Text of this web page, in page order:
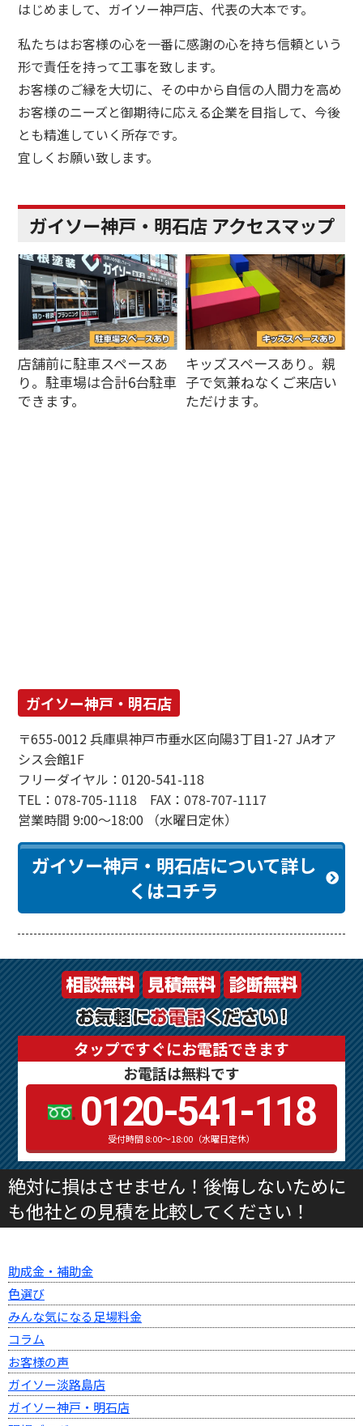
はじめまして、ガイソー神戸店、代表の大本です。
私たちはお客様の心を一番に感謝の心を持ち信頼という
形で責任を持って工事を致します。
お客様のご縁を大切に、その中から自信の人間力を高め
お客様のニーズと御期待に応える企業を目指して、今後
とも精進していく所存です。
宜しくお願い致します。
ガイソー神戸・明石店 アクセスマップ
店舗前に駐車スペースあ
り。駐車場は合計6台駐車
できます。
キッズスペースあり。親
子で気兼ねなくご来店い
ただけます。
ガイソー神戸・明石店
〒655-0012 兵庫県神戸市垂水区向陽3丁目1-27 JAオア
シス会館1F
フリーダイヤル：0120-541-118
TEL：078-705-1118 FAX：078-707-1117
営業時間 9:00～18:00 （水曜日定休）
ガイソー神戸・明石店について詳し
くはコチラ
タップですぐにお電話できます
お電話は無料です
0120-541-118
受付時間 8:00～18:00（水曜日定休）
絶対に損はさせません！後悔しないために
も他社との見積を比較してください！
助成金・補助金
色選び
みんな気になる足場料金
コラム
お客様の声
ガイソー淡路島店
ガイソー神戸・明石店